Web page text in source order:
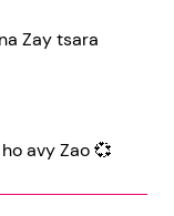
Zay tsara
avy Zao 💞